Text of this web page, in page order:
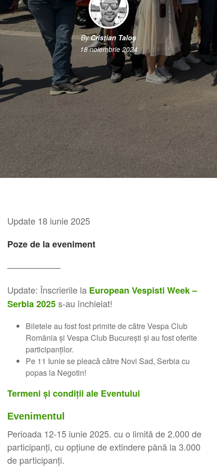
ByCristian Taloș
18 noiembrie 2024
Update 18 iunie 2025
Poze de la eveniment
–––––––––––
Update: Înscrierile la European Vespisti Week –
Serbia 2025s-au închieiat!
Biletele au fost fost primite de către Vespa Club
România și Vespa Club București și au fost oferite
participanților.
Pe 11 Iunie se pleacă către Novi Sad, Serbia cu
popas la Negotin!
Termeni și condiții ale Eventului
Evenimentul
Perioada 12-15 iunie 2025. cu o limită de 2.000 de
participanți, cu opțiune de extindere până la 3.000
de participanți.